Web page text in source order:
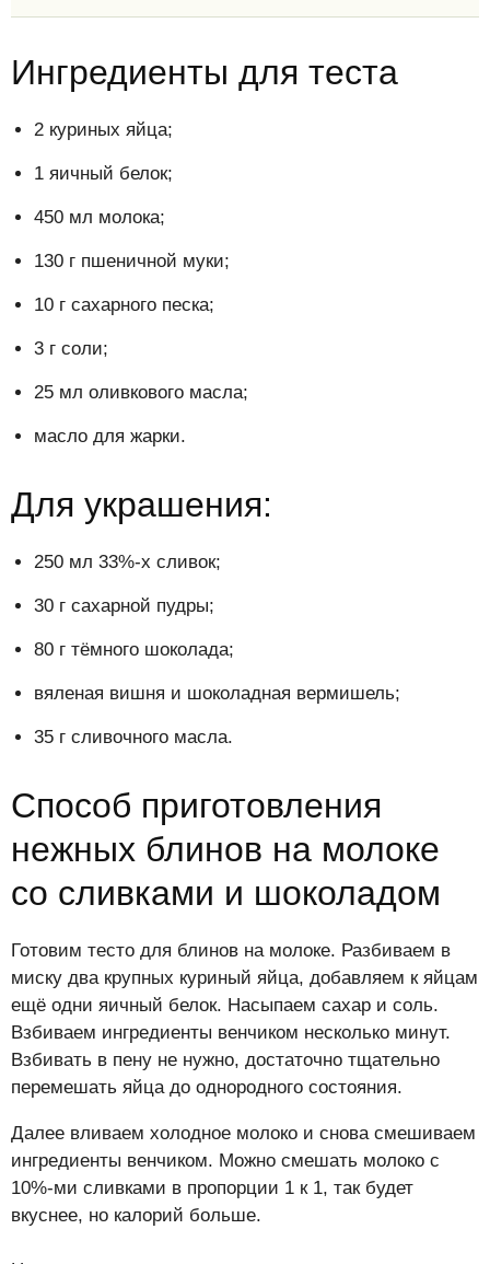
Ингредиенты для теста
2 куриных яйца;
1 яичный белок;
450 мл молока;
130 г пшеничной муки;
10 г сахарного песка;
3 г соли;
25 мл оливкового масла;
масло для жарки.
Для украшения:
250 мл 33%-х сливок;
30 г сахарной пудры;
80 г тёмного шоколада;
вяленая вишня и шоколадная вермишель;
35 г сливочного масла.
Способ приготовления
нежных блинов на молоке
со сливками и шоколадом
Готовим тесто для блинов на молоке. Разбиваем в
миску два крупных куриный яйца, добавляем к яйцам
ещё одни яичный белок. Насыпаем сахар и соль.
Взбиваем ингредиенты венчиком несколько минут.
Взбивать в пену не нужно, достаточно тщательно
перемешать яйца до однородного состояния.
Далее вливаем холодное молоко и снова смешиваем
ингредиенты венчиком. Можно смешать молоко с
10%-ми сливками в пропорции 1 к 1, так будет
вкуснее, но калорий больше.